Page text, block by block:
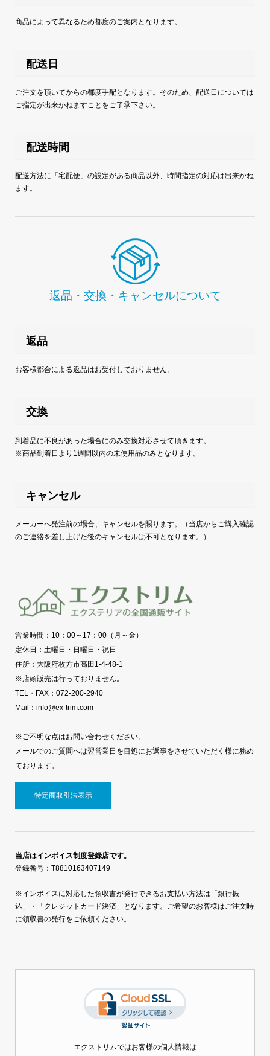
商品によって異なるため都度のご案内となります。
配送日
ご注文を頂いてからの都度手配となります。そのため、配送日については
ご指定が出来かねますことをご了承下さい。
配送時間
配送方法に「宅配便」の設定がある商品以外、時間指定の対応は出来かね
ます。
返品・交換・キャンセルについて
返品
お客様都合による返品はお受付しておりません。
交換
到着品に不良があった場合にのみ交換対応させて頂きます。
※商品到着日より1週間以内の未使用品のみとなります。
キャンセル
メーカーへ発注前の場合、キャンセルを賜ります。（当店からご購入確認
のご連絡を差し上げた後のキャンセルは不可となります。）
営業時間：10：00～17：00（月～金）
定休日：土曜日・日曜日・祝日
住所：大阪府枚方市高田1-4-48-1
※店頭販売は行っておりません。
TEL・FAX：072-200-2940
Mail：info@ex-trim.com
※ご不明な点はお問い合わせください。
メールでのご質問へは翌営業日を目処にお返事をさせていただく様に務め
ております。
特定商取引法表示
当店はインボイス制度登録店です。
登録番号：T8810163407149
※インボイスに対応した領収書が発行できるお支払い方法は「銀行振
込」・「クレジットカード決済」となります。ご希望のお客様はご注文時
に領収書の発行をご依頼ください。
エクストリムではお客様の個人情報は